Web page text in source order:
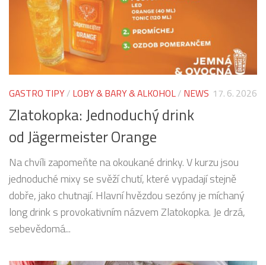
GASTRO TIPY/ LOBY & BARY & ALKOHOL/ NEWS 17. 6. 2026
Zlatokopka: Jednoduchý drink
od Jägermeister Orange
Na chvíli zapomeňte na okoukané drinky. V kurzu jsou
jednoduché mixy se svěží chutí, které vypadají stejně
dobře, jako chutnají. Hlavní hvězdou sezóny je míchaný
long drink s provokativním názvem Zlatokopka. Je drzá,
sebevědomá...